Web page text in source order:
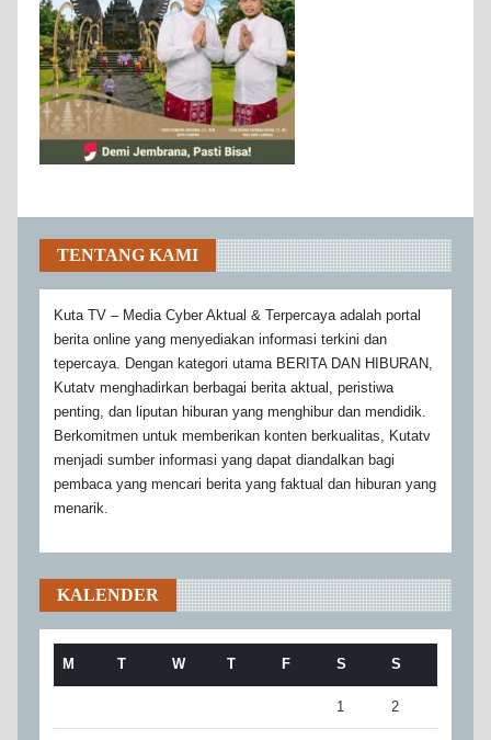
TENTANG KAMI
Kuta TV – Media Cyber Aktual & Terpercaya adalah portal
berita online yang menyediakan informasi terkini dan
tepercaya. Dengan kategori utama BERITA DAN HIBURAN,
Kutatv menghadirkan berbagai berita aktual, peristiwa
penting, dan liputan hiburan yang menghibur dan mendidik.
Berkomitmen untuk memberikan konten berkualitas, Kutatv
menjadi sumber informasi yang dapat diandalkan bagi
pembaca yang mencari berita yang faktual dan hiburan yang
menarik.
KALENDER
M T W T F S S
1 2